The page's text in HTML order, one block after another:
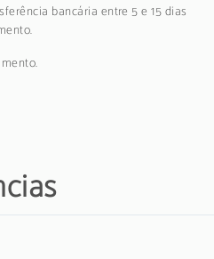
bancária entre 5 e 15 dias